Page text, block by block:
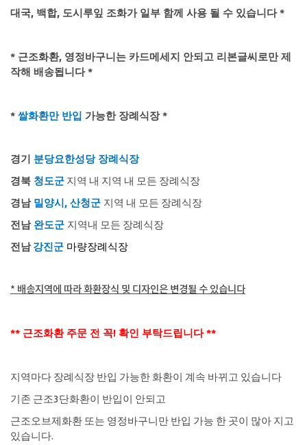
대국, 백합, 도시루잎 조화가 일부 함께 사용 될 수 있습니다 *
* 근조화환, 영정바구니는 카드메세지 안되고 리본글씨로만 제
작해 배송됩니다 *
* 쌀화환만 반입 가능한 장례식장 *
경기 분당요한성당 장례식장
경북 청도군 지역 내 지역 내 모든 장례식장
경남 밀양시, 산청군 지역 내 모든 장례식장
전남 완도군 지역내 모든 장례식장
전남 강진군 마량장례식장
* 배송지역에 따라 화환장식 및 디자인은 변경될 수 있습니다
** 근조화환 주문 전 꼭! 확인 부탁드립니다 **
지역마다 장례식장 반입 가능한 화환이 계속 바뀌고 있습니다
기존 근조3단화환이 반입이 안되고
근조오브제화환 또는 영정바구니만 반입 가능 한 곳이 많아 지고
있습니다.